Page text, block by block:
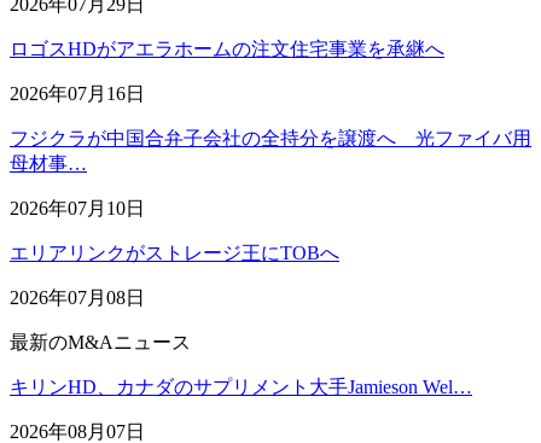
ロゴスHDがアエラホームの注文住宅事業を承継へ
2026年07月16日
フジクラが中国合弁子会社の全持分を譲渡へ 光ファイバ用
母材事…
2026年07月10日
エリアリンクがストレージ王にTOBへ
2026年07月08日
最新のM&Aニュース
キリンHD、カナダのサプリメント大手Jamieson Wel…
2026年08月07日